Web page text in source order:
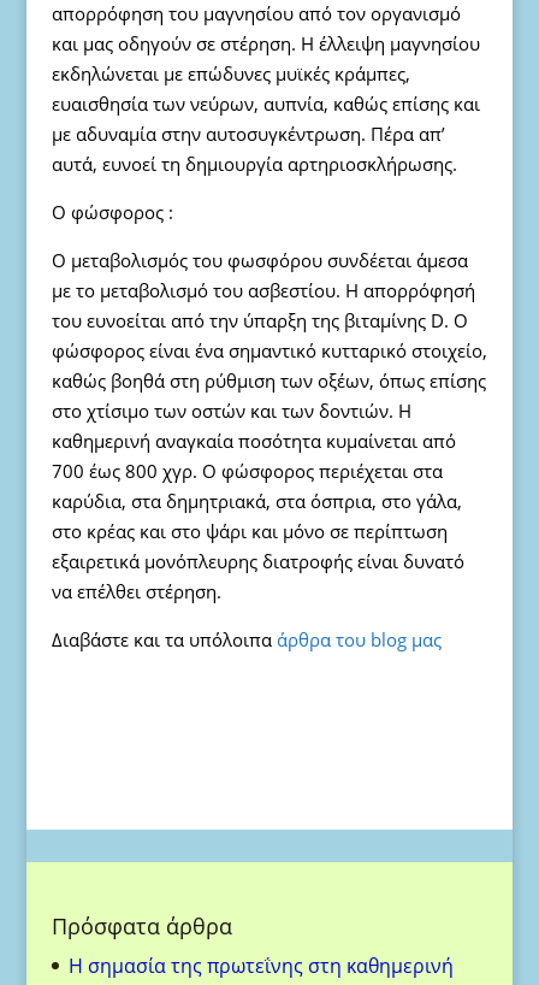
απορρόφηση του μαγνησίου από τον οργανισμό
και μας οδηγούν σε στέρηση. Η έλλειψη μαγνησίου
εκδηλώνεται με επώδυνες μυϊκές κράμπες,
ευαισθησία των νεύρων, αυπνία, καθώς επίσης και
με αδυναμία στην αυτοσυγκέντρωση. Πέρα απ’
αυτά, ευνοεί τη δημιουργία αρτηριοσκλήρωσης.
Ο φώσφορος :
Ο μεταβολισμός του φωσφόρου συνδέεται άμεσα
με το μεταβολισμό του ασβεστίου. Η απορρόφησή
του ευνοείται από την ύπαρξη της βιταμίνης D. Ο
φώσφορος είναι ένα σημαντικό κυτταρικό στοιχείο,
καθώς βοηθά στη ρύθμιση των οξέων, όπως επίσης
στο χτίσιμο των οστών και των δοντιών. Η
καθημερινή αναγκαία ποσότητα κυμαίνεται από
700 έως 800 χγρ. Ο φώσφορος περιέχεται στα
καρύδια, στα δημητριακά, στα όσπρια, στο γάλα,
στο κρέας και στο ψάρι και μόνο σε περίπτωση
εξαιρετικά μονόπλευρης διατροφής είναι δυνατό
να επέλθει στέρηση.
Διαβάστε και τα υπόλοιπα άρθρα του blog μας
Πρόσφατα άρθρα
H σημασία της πρωτεΐνης στη καθημερινή